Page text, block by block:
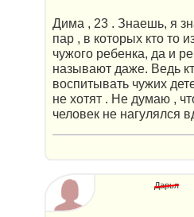
Дима , 23 . Знаешь, я
пар , в которых кто то
чужого ребенка, да и
называют даже. Ведь
воспитывать чужих
не хотят . Не думаю ,
человек не нагулялся
Дарья